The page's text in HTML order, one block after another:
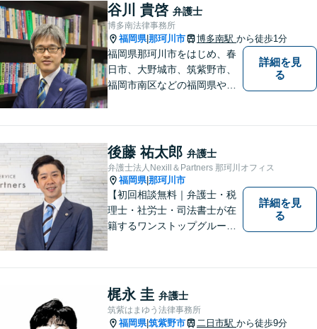
も、早めにお越しいただい
て、一緒に解決を目指しまし
ょう。
谷川 貴啓 弁護士
博多南法律事務所
福岡県|那珂川市 博多南駅 から徒歩1分
福岡県那珂川市をはじめ、春
日市、大野城市、筑紫野市、
福岡市南区などの福岡県や九
す！【弁護士歴15年】【博多
南駅から徒歩30秒】【予約で
時間外、休日相談可能】【法
テラス利用可】
詳細を見
る
後藤 祐太郎 弁護士
弁護士法人Nexill＆Partners 那珂川オフィス
福岡県|那珂川市
【初回相談無料｜弁護士・税
理士・社労士・司法書士が在
籍するワンストップグルー
ループです。相続や企業法務
等複数士業の知識が必要な案
件を一括して対応。九州トッ
プクラスの豊富な実績。
詳細を見
る
梶永 圭 弁護士
筑紫はまゆう法律事務所
福岡県|筑紫野市 二日市駅 から徒歩9分